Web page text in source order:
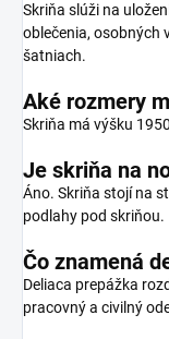
Skriňa slúži na
oblečenia, osobných
šatniach.
Aké rozmery
Skriňa má výšku
Je skriňa na
Áno. Skriňa stojí na
podlahy pod skriňou.
Čo znamená
Deliaca prepážka
pracovný a civilný